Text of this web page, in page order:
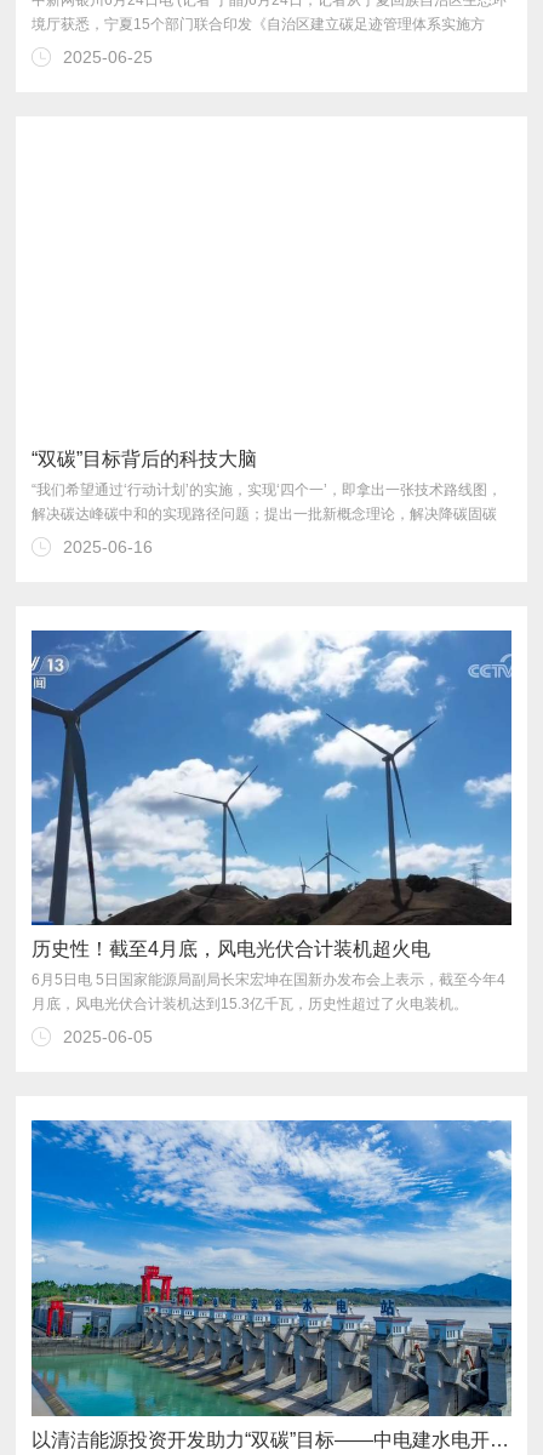
2025-06-25
“双碳”目标背后的科技大脑
2025-06-16
历史性！截至4月底，风电光伏合计装机超火电
月底，风电光伏合计装机达到15.3亿千瓦，历史性超过了火电装机。
2025-06-05
以清洁能源投资开发助力“双碳”目标——中电建水电开发集团有限公司亮相第二十届西博会